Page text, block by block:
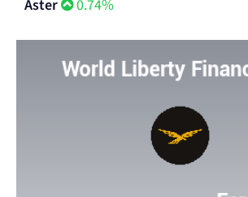
Áster 0.74%